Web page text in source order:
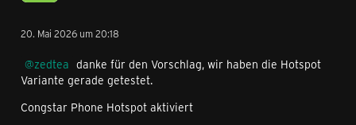
20. Mai 2026 um 20:18
zedtea danke für den Vorschlag, wir haben die Hotspot
Variante gerade getestet.
Congstar Phone Hotspot aktiviert